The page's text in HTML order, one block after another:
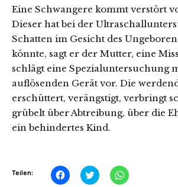
Eine Schwangere kommt verstört
Dieser hat bei der
Schatten im Gesicht des
könnte, sagt er der Mutter, eine
schlägt eine Spezialuntersuchung
auflösenden Gerät vor. Die
erschüttert, verängstigt, verbringt
grübelt über Abtreibung, über die
ein behindertes Kind.
Teilen: Klick,
um
Klick,
um
Klicken,
um